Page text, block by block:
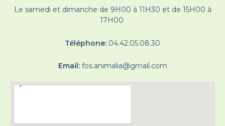
Le samedi et dimanche de 9H00 à 11H30 et de 15H00 à
17H00
Téléphone: 04.42.05.08.30
Email: fos.animalia@gmail.com